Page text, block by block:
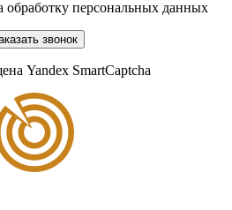
обработку персональных данных
звонок
Yandex SmartCaptcha